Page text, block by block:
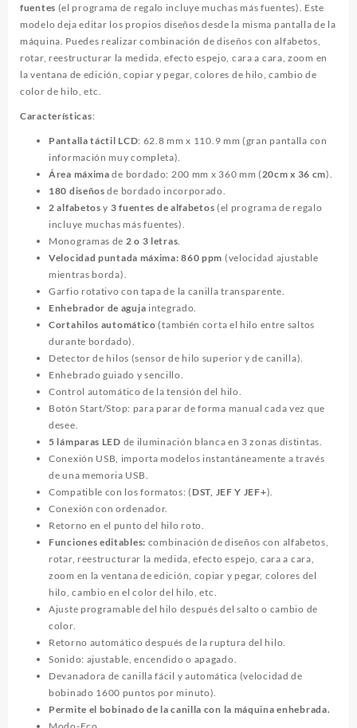
fuentes (el programa de regalo incluye muchas más fuentes). Este
modelo deja editar los propios diseños desde la misma pantalla de la
máquina. Puedes realizar combinación de diseños con alfabetos,
rotar, reestructurar la medida, efecto espejo, cara a cara, zoom en
la ventana de edición, copiar y pegar, colores de hilo, cambio de
color de hilo, etc.
Características:
Pantalla táctil LCD: 62.8 mm x 110.9 mm (gran pantalla con
información muy completa).
Área máxima de bordado: 200 mm x 360 mm ( 20cm x 36 cm).
180 diseños de bordado incorporado.
2 alfabetos y 3 fuentes de alfabetos (el programa de regalo
incluye muchas más fuentes).
Monogramas de 2 o 3 letras
Velocidad puntada máxima: 860 ppm (velocidad ajustable
mientras borda).
Garfio rotativo con tapa de la canilla transparente.
Enhebrador de aguja integrado.
Cortahilos automático (también corta el hilo entre saltos
durante bordado).
Detector de hilos (sensor de hilo superior y de canilla).
Enhebrado guiado y sencillo.
Control automático de la tensión del hilo.
Botón Start/Stop: para parar de forma manual cada vez que
desee.
5 lámparas LED de iluminación blanca en 3 zonas distintas.
Conexión USB, importa modelos instantáneamente a través
de una memoria USB.
Compatible con los formatos: ( DST, JEF Y JEF+).
Conexión con ordenador.
Retorno en el punto del hilo roto.
Funciones editables: combinación de diseños con alfabetos,
rotar, reestructurar la medida, efecto espejo, cara a cara,
zoom en la ventana de edición, copiar y pegar, colores del
hilo, cambio en el color del hilo, etc.
Ajuste programable del hilo después del salto o cambio de
color.
Retorno automático después de la ruptura del hilo.
Sonido: ajustable, encendido o apagado.
Devanadora de canilla fácil y automática (velocidad de
bobinado 1600 puntos por minuto).
Permite el bobinado de la canilla con la máquina enhebrada.